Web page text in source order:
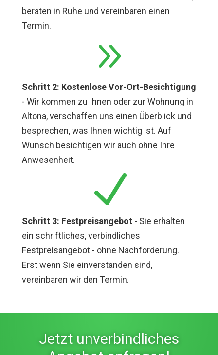
beraten in Ruhe und vereinbaren einen
Termin.
9
Schritt 2: Kostenlose Vor-Ort-Besichtigung
- Wir kommen zu Ihnen oder zur Wohnung in
Altona, verschaffen uns einen Überblick und
besprechen, was Ihnen wichtig ist. Auf
Wunsch besichtigen wir auch ohne Ihre
Anwesenheit.
N
Schritt 3: Festpreisangebot - Sie erhalten
ein schriftliches, verbindliches
Festpreisangebot - ohne Nachforderung.
Erst wenn Sie einverstanden sind,
vereinbaren wir den Termin.
Jetzt unverbindliches